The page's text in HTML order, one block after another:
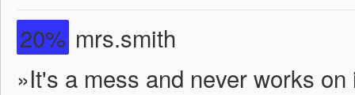
20% mrs.smith
»It's a mess and never works